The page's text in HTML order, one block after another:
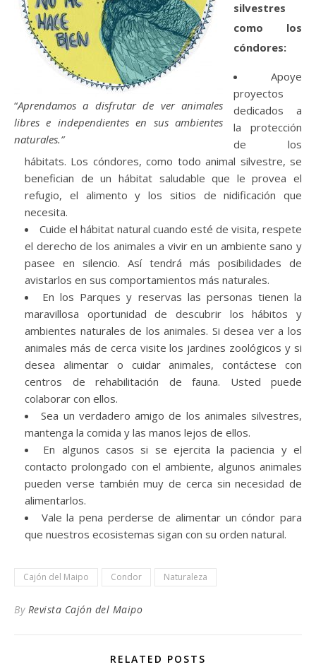
“Aprendamos a disfrutar de ver animales
libres e independientes en sus ambientes
naturales.”
silvestres
como los
cóndores:
Apoye
proyectos
dedicados a
la protección
de los
hábitats. Los cóndores, como todo animal silvestre, se
benefician de un hábitat saludable que le provea el
refugio, el alimento y los sitios de nidificación que
necesita.
Cuide el hábitat natural cuando esté de visita, respete
el derecho de los animales a vivir en un ambiente sano y
pasee en silencio. Así tendrá más posibilidades de
avistarlos en sus comportamientos más naturales.
En los Parques y reservas las personas tienen la
maravillosa oportunidad de descubrir los hábitos y
ambientes naturales de los animales. Si desea ver a los
animales más de cerca visite los jardines zoológicos y si
desea alimentar o cuidar animales, contáctese con
centros de rehabilitación de fauna. Usted puede
colaborar con ellos.
Sea un verdadero amigo de los animales silvestres,
mantenga la comida y las manos lejos de ellos.
En algunos casos si se ejercita la paciencia y el
contacto prolongado con el ambiente, algunos animales
pueden verse también muy de cerca sin necesidad de
alimentarlos.
Vale la pena perderse de alimentar un cóndor para
que nuestros ecosistemas sigan con su orden natural.
Cajón del Maipo Condor Naturaleza
By Revista Cajón del Maipo
RELATED POSTS